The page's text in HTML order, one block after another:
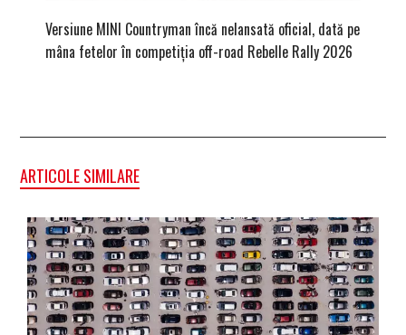
Versiune MINI Countryman încă nelansată oficial, dată pe
mâna fetelor în competiția off-road Rebelle Rally 2026
ARTICOLE SIMILARE